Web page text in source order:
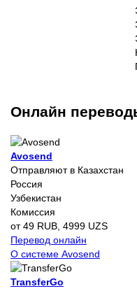
Онлайн
Avosend
Отправляют в Казахстан
Россия
Узбекистан
Комиссия
от 49 RUB, 4999 UZS
Перевод онлайн
О системе Avosend
TransferGo